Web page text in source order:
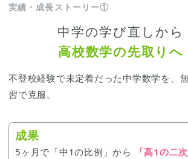
実績・成長ストーリー①
中学の学び直しから
高校数学の先取りへ
不登校経験で未定着だった中学数学を、
習で克服。
成果
5ヶ月で「中1の比例」から
「高1の二